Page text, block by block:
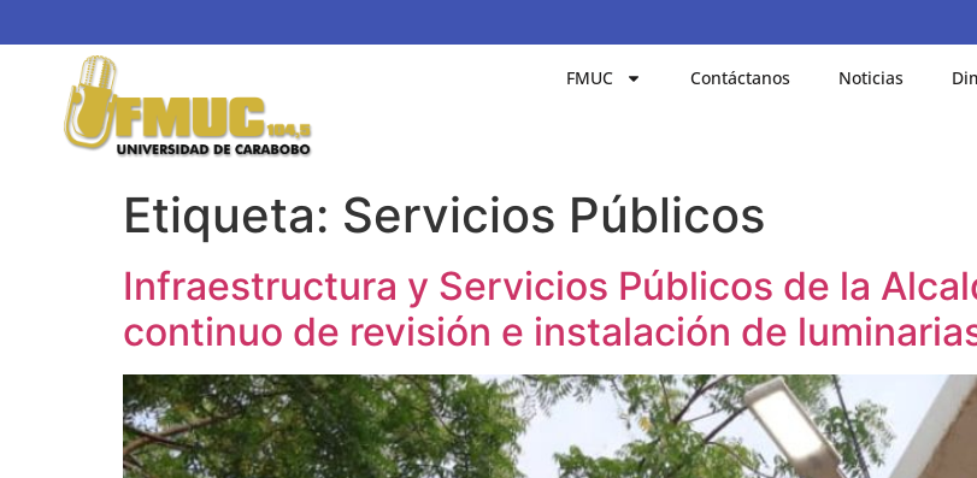
FMUC Contáctanos Noticias
Etiqueta: Servicios Públicos
Infraestructura y Servicios Públicos de la
continuo de revisión e instalación de